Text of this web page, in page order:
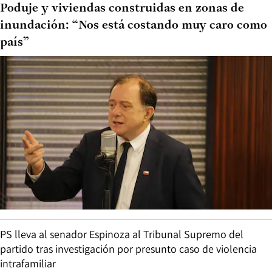
Poduje y viviendas construidas en zonas de
inundación: “Nos está costando muy caro como
país”
PS lleva al senador Espinoza al Tribunal Supremo del
partido tras investigación por presunto caso de violencia
intrafamiliar